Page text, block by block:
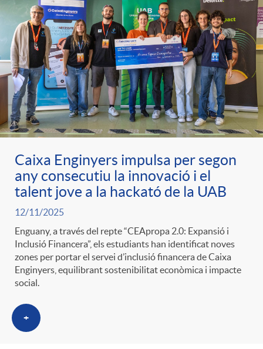
Caixa Enginyers impulsa per segon
any consecutiu la innovació i el
talent jove a la hackató de la UAB
12/11/2025
Enguany, a través del repte “CEApropa 2.0: Expansió i
Inclusió Financera”, els estudiants han identificat noves
zones per portar el servei d’inclusió financera de Caixa
Enginyers, equilibrant sostenibilitat econòmica i impacte
social.
+